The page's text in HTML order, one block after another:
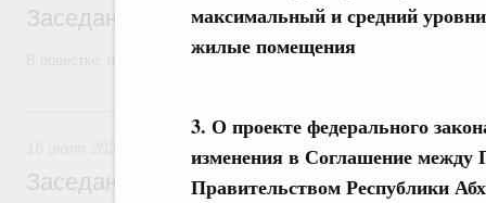
максимальный и средний
жилые помещения
3. О проекте федерального
изменения в Соглашение между
Правительством Республики
Заседание Правительства (2026 год,
Заседание Правительства (2026 год,